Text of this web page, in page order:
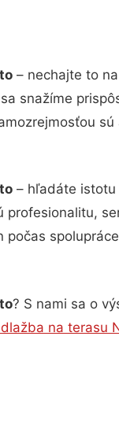
– nechajte to
snažíme
– hľadáte istotu
profesionalitu,
? S nami sa o
na terasu